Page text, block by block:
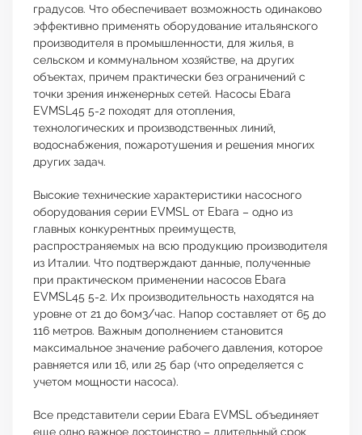
градусов. Что обеспечивает возможность одинаково
эффективно применять оборудование итальянского
производителя в промышленности, для жилья, в
сельском и коммунальном хозяйстве, на других
объектах, причем практически без ограничений с
точки зрения инженерных сетей. Насосы Ebara
EVMSL45 5-2 походят для отопления,
технологических и производственных линий,
водоснабжения, пожаротушения и решения многих
других задач.
Высокие технические характеристики насосного
оборудования серии EVMSL от Ebara – одно из
главных конкурентных преимуществ,
распространяемых на всю продукцию производителя
из Италии. Что подтверждают данные, полученные
при практическом применении насосов Ebara
EVMSL45 5-2. Их производительность находятся на
уровне от 21 до 60м3/час. Напор составляет от 65 до
116 метров. Важным дополнением становится
максимальное значение рабочего давления, которое
равняется или 16, или 25 бар (что определяется с
учетом мощности насоса).
Все представители серии Ebara EVMSL объединяет
еще одно важное достоинство – длительный срок